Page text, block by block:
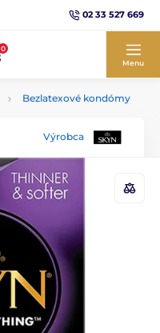
02 33 527 669
0
Menu
Bezlatexové kondómy
Výrobca